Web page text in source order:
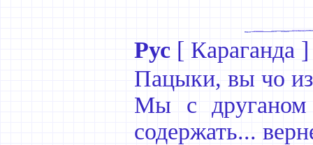
Рус [ Караганда ]
Пацыки, вы чо
Мы с друганом
содержать...